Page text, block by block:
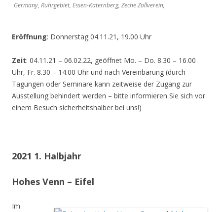
Germany, Ruhrgebiet, Essen-Katernberg, Zeche Zollverein,
Eröffnung: Donnerstag 04.11.21, 19.00 Uhr
Zeit: 04.11.21 – 06.02.22, geöffnet Mo. – Do. 8.30 – 16.00
Uhr, Fr. 8.30 – 14.00 Uhr und nach Vereinbarung (durch
Tagungen oder Seminare kann zeitweise der Zugang zur
Ausstellung behindert werden – bitte informieren Sie sich vor
einem Besuch sicherheitshalber bei uns!)
2021 1. Halbjahr
Hohes Venn – Eifel
Im